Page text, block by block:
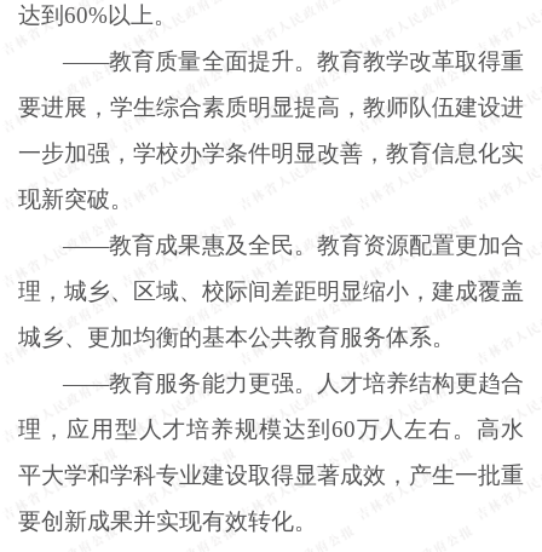
达到60%以上。
——教育质量全面提升。教育教学改革取得重
要进展，学生综合素质明显提高，教师队伍建设进
一步加强，学校办学条件明显改善，教育信息化实
现新突破。
——教育成果惠及全民。教育资源配置更加合
理，城乡、区域、校际间差距明显缩小，建成覆盖
城乡、更加均衡的基本公共教育服务体系。
——教育服务能力更强。人才培养结构更趋合
理，应用型人才培养规模达到60万人左右。高水
平大学和学科专业建设取得显著成效，产生一批重
要创新成果并实现有效转化。